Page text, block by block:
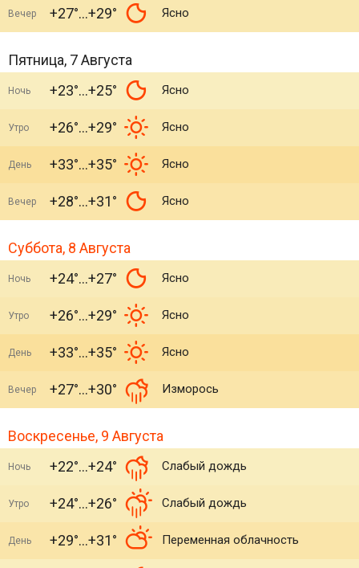
Вечер +27° +29° Ясно
Пятница, 7 Августа
Ночь +23° +25° Ясно
Утро +26° +29° Ясно
День +33° +35° Ясно
Вечер +28° +31° Ясно
Суббота, 8 Августа
Ночь +24° +27° Ясно
Утро +26° +29° Ясно
День +33° +35° Ясно
Вечер +27° +30° Изморось
Воскресенье, 9 Августа
Ночь +22° +24° Слабый дождь
Утро +24° +26° Слабый дождь
День +29° +31° Переменная облачность